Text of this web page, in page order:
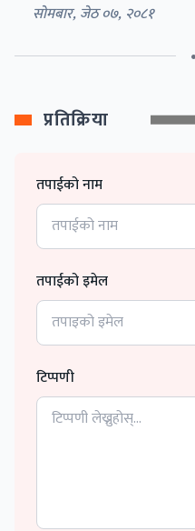
सोमबार, जेठ ०७, २०८१
प्रतिक्रिया
तपाईको नाम
तपाईको इमेल
टिप्पणी